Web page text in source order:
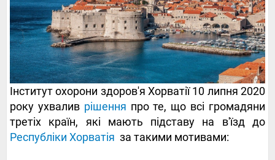
Інститут охорони здоров'я Хорватії 10 липня 2020
року ухвалив рішення про те, що всі громадяни
третіх країн, які мають підставу на в'їзд до
Республіки Хорватія за такими мотивами: